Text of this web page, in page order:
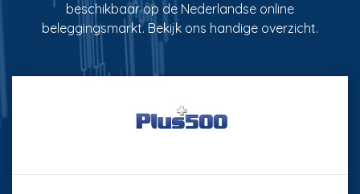
beschikbaar op de Nederlandse online
beleggingsmarkt. Bekijk ons handige overzicht.